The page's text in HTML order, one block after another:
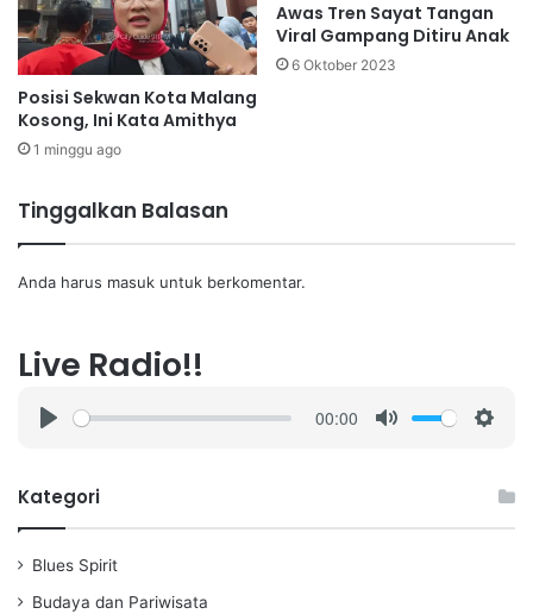
Posisi Sekwan Kota Malang
Kosong, Ini Kata Amithya
1 minggu ago
Awas Tren Sayat Tangan
Viral Gampang Ditiru Anak
6 Oktober 2023
Tinggalkan Balasan
Anda harus masuk untuk berkomentar.
Live Radio!!
a
00:00
Kategori
Blues Spirit
Budaya dan Pariwisata